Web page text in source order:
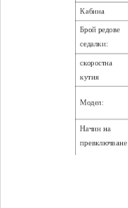
Кабина
Брой редове
седалки:
скоростна
кутия
Модел:
Начин на
превключване